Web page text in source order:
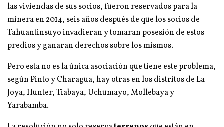
las viviendas de sus socios, fueron reservados para la
minera en 2014, seis años después de que los socios de
Tahuantinsuyo invadieran y tomaran posesión de estos
predios y ganaran derechos sobre los mismos.
Pero esta no es la única asociación que tiene este problema,
según Pinto y Charagua, hay otras en los distritos de La
Joya, Hunter, Tiabaya, Uchumayo, Mollebaya y
Yarabamba.